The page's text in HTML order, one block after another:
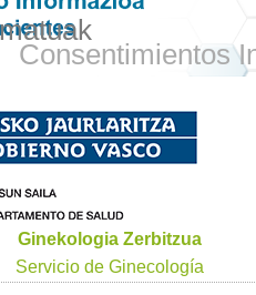
Consentimientos
Ginekologia Zerbitzua
Servicio de Ginecología